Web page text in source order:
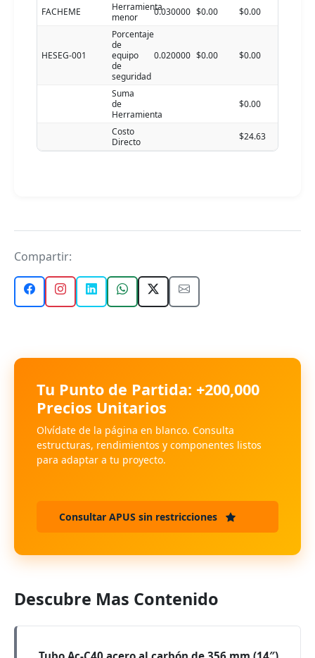
FACHEME
Herramienta
menor
0.030000 $0.00 $0.00
HESEG-001
Porcentaje
de
equipo
de
seguridad
0.020000 $0.00 $0.00
Suma
de
Herramienta
$0.00
Costo
Directo
$24.63
Compartir:
Tu Punto de Partida: +200,000
Precios Unitarios
Olvídate de la página en blanco. Consulta
estructuras, rendimientos y componentes listos
para adaptar a tu proyecto.
Consultar APUS sin restricciones
Descubre Mas Contenido